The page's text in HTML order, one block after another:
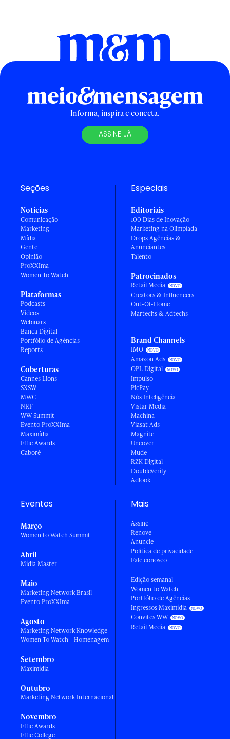
Informa, inspira e conecta.
ASSINE JÁ
Seções
Notícias
Comunicação
Marketing
Mídia
Gente
Opinião
ProXXIma
Women To Watch
Plataformas
Podcasts
Vídeos
Webinars
Banca Digital
Portfólio de Agências
Reports
Coberturas
Cannes Lions
SXSW
MWC
NRF
WW Summit
Evento ProXXIma
Maximídia
Effie Awards
Caboré
Especiais
Editoriais
100 Dias de Inovação
Marketing na Olimpíada
Drops Agências &
Anunciantes
Talento
Patrocinados
Retail Media
Creators & Influencers
Out-Of-Home
Martechs & Adtechs
Brand Channels
IMO
Amazon Ads
OPL Digital
Impulso
PicPay
Nós Inteligência
Vistar Media
Machina
Viasat Ads
Magnite
Uncover
Mude
RZK Digital
DoubleVerify
Adlook
Eventos
Março
Women to Watch Summit
Abril
Mídia Master
Maio
Marketing Network Brasil
Evento ProXXIma
Agosto
Marketing Network Knowledge
Women To Watch - Homenagem
Setembro
Maximídia
Outubro
Marketing Network Internacional
Novembro
Effie Awards
Effie College
Mais
Assine
Renove
Anuncie
Política de privacidade
Fale conosco
Edição semanal
Women to Watch
Portfólio de Agências
Ingressos Maximídia
Convites WW
Retail Media